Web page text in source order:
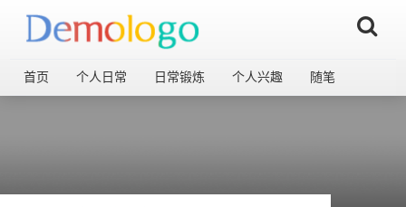
首页 个人日常 日常锻炼 个人兴趣 随笔